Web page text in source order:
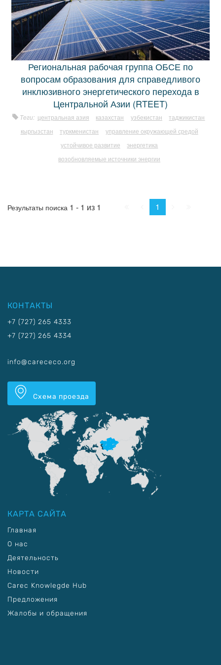
Региональная рабочая группа ОБСЕ по
вопросам образования для справедливого
инклюзивного энергетического перехода в
Центральной Азии (RTEET)
Теги: центральная азия казахстан узбекистан
таджикистан
кыргызстан
туркменистан
управление окружающей средой
устойчивое развитие
энергетика
возобновляемые источники энергии
Результаты поиска 1 - 1 из 1 Пред.
1
КОНТАКТЫ
+7 (727) 265 4333
+7 (727) 265 4334
info@carececo.org
Схема проезда
КАРТА САЙТА
Главная
О нас
Деятельность
Новости
Carec Knowlegde Hub
Предложения
Жалобы и обращения